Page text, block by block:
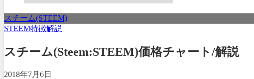
スチーム(STEEM)
STEEM特徴解説
スチーム(Steem:STEEM)価格チャート/解説
2018年7月6日